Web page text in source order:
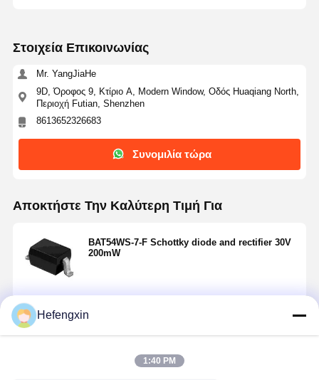
Αρχική
Προϊόντα
Σχετικά Με
Γύρος
Στοιχεία Επικοινωνίας
Mr. YangJiaHe
9D, Όροφος 9, Κτίριο A, Modern Window, Οδός Huaqiang North,
Περιοχή Futian, Shenzhen
8613652326683
Συνομιλία τώρα
Αποκτήστε Την Καλύτερη Τιμή Για
BAT54WS-7-F Schottky diode and rectifier 30V
200mW
Συνιστώμενα Προϊόντα
Hefengxin
1:40 PM